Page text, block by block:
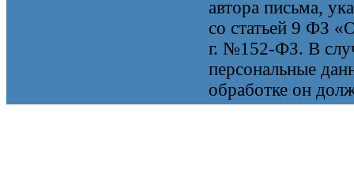
автора письма,
со статьей 9 ФЗ
г. №152-ФЗ. В
персональные
обработке он